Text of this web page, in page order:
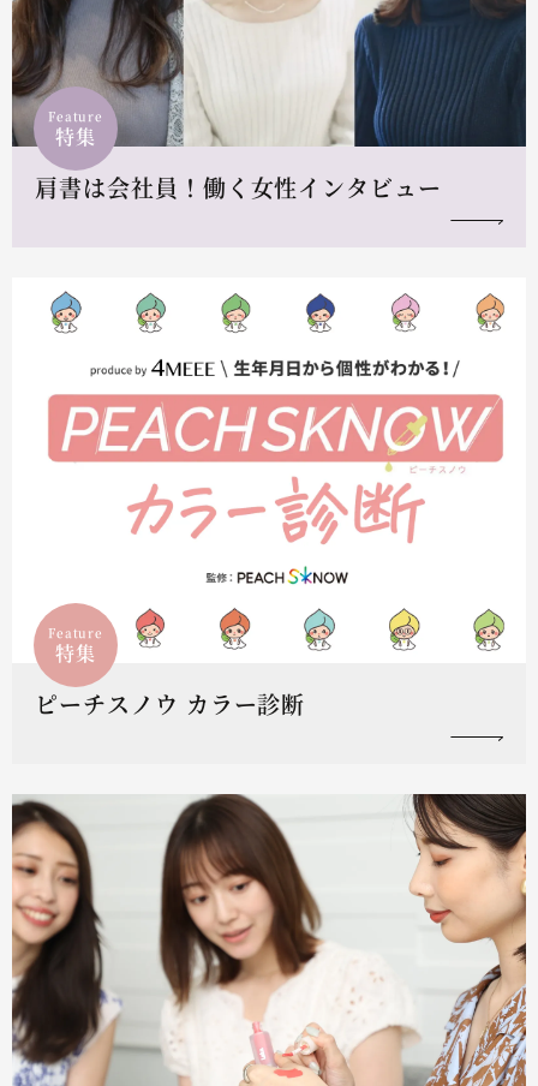
Feature
特集
肩書は会社員！働く女性インタビュー
Feature
特集
ピーチスノウ カラー診断